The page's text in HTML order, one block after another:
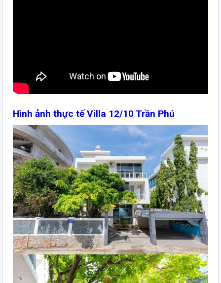
Hình ảnh thực tế Villa 12/10 Trần Phú